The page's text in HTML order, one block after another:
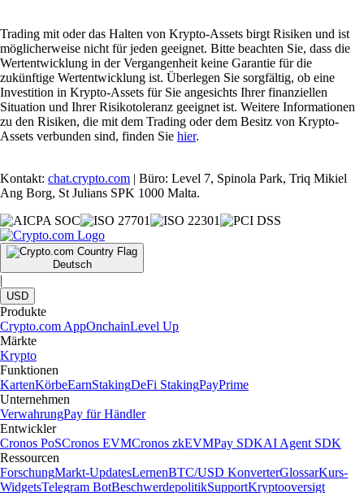
Trading mit oder das Halten von Krypto-Assets birgt Risiken und ist
möglicherweise nicht für jeden geeignet. Bitte beachten Sie, dass die
Wertentwicklung in der Vergangenheit keine Garantie für die
zukünftige Wertentwicklung ist. Überlegen Sie sorgfältig, ob eine
Investition in Krypto-Assets für Sie angesichts Ihrer finanziellen
Situation und Ihrer Risikotoleranz geeignet ist. Weitere Informationen
zu den Risiken, die mit dem Trading oder dem Besitz von Krypto-
Assets verbunden sind, finden Sie hier.
Kontakt: chat.crypto.com | Büro: Level 7, Spinola Park, Triq Mikiel
Ang Borg, St Julians SPK 1000 Malta.
Deutsch
|
USD
Produkte
Crypto.com AppOnchainLevel Up
Märkte
Krypto
Funktionen
KartenKörbeEarnStakingDeFi StakingPayPrime
Unternehmen
VerwahrungPay für Händler
Entwickler
Cronos PoSCronos EVMCronos zkEVMPay SDKAI Agent SDK
Ressourcen
ForschungMarkt-UpdatesLernenBTC/USD KonverterGlossarKurs-
WidgetsTelegram BotBeschwerdepolitikSupportKryptooversigt